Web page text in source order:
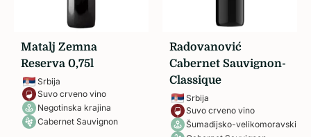
Matalj Zemna
Reserva 0,75l
Srbija
Suvo crveno vino
Negotinska krajina
Cabernet Sauvignon
Radovanović
Cabernet Sauvignon-
Classique
Srbija
Suvo crveno vino
Šumadijsko-velikomoravski